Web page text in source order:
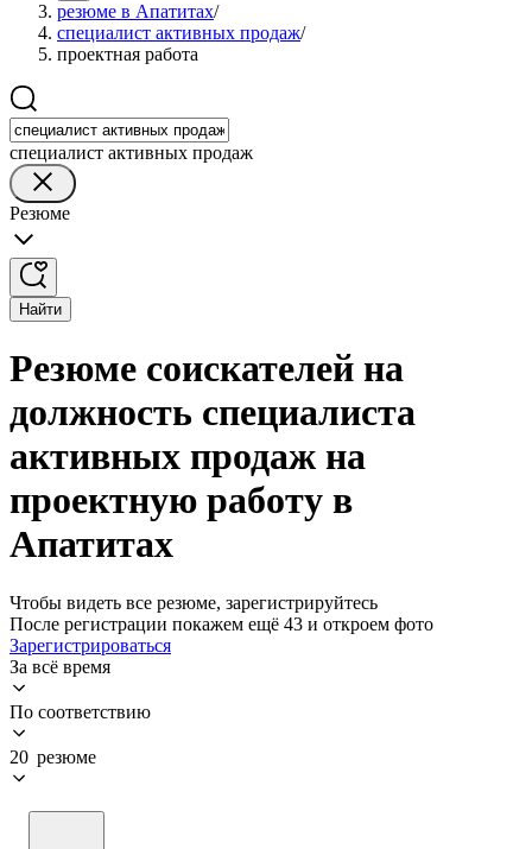
резюме в Апатитах/
специалист активных продаж/
проектная работа
специалист активных продаж
Резюме
Найти
Резюме соискателей на
должность специалиста
активных продаж на
проектную работу в
Апатитах
Чтобы видеть все резюме, зарегистрируйтесь
После регистрации покажем ещё 43 и откроем фото
Зарегистрироваться
За всё время
По соответствию
20 резюме